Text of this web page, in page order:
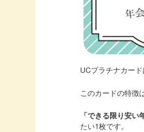
UCプラチナカー
このカードの特徴
「できる限り安
たい1枚です。